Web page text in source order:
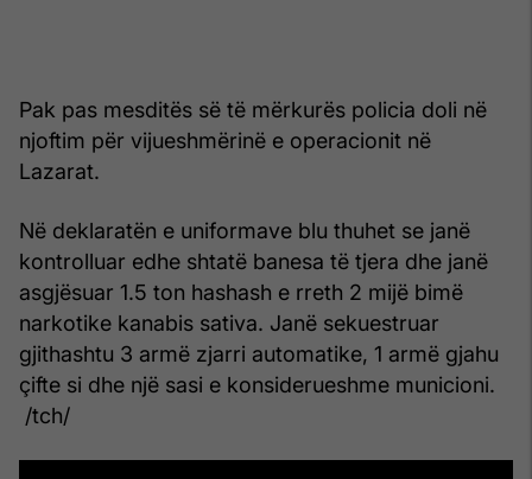
Pak pas mesditës së të mërkurës policia doli në
njoftim për vijueshmërinë e operacionit në
Lazarat.
Në deklaratën e uniformave blu thuhet se janë
kontrolluar edhe shtatë banesa të tjera dhe janë
asgjësuar 1.5 ton hashash e rreth 2 mijë bimë
narkotike kanabis sativa. Janë sekuestruar
gjithashtu 3 armë zjarri automatike, 1 armë gjahu
çifte si dhe një sasi e konsiderueshme municioni.
/tch/